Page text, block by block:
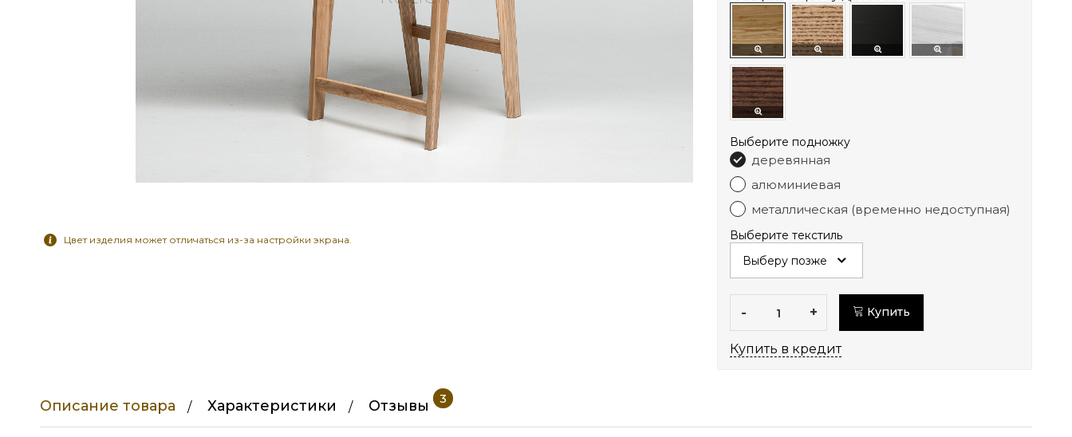
Цвет изделия может отличаться из-за настройки экрана.
Выберите подножку
деревянная
алюминиевая
металлическая (временно недоступная)
Выберите текстиль
- + Купить
Купить в кредит
Описание товара Характеристики Отзывы 3